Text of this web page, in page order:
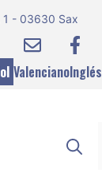
1 - 03630 Sax
ValencianoInglés